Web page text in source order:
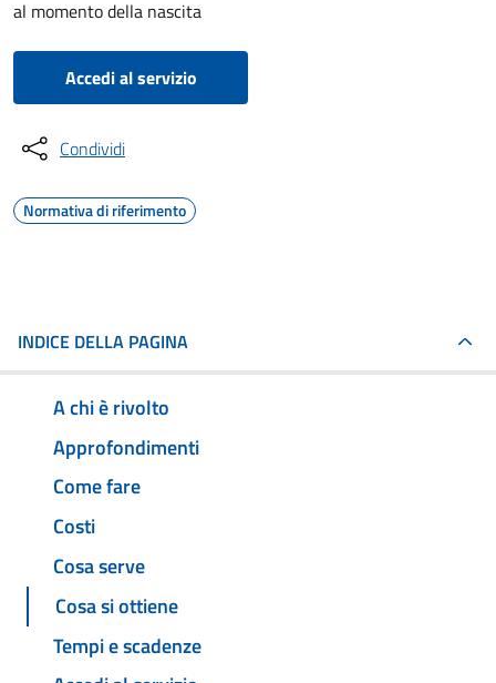
al momento della nascita
Accedi al servizio
Condividi
Normativa di riferimento
INDICE DELLA PAGINA
A chi è rivolto
Approfondimenti
Come fare
Costi
Cosa serve
Cosa si ottiene
Tempi e scadenze